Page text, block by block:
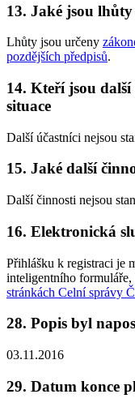
13. Jaké jsou
Lhůty jsou určeny
pozdějších předpisů.
14. Kteří jsou další
situace
Další účastníci nejsou
15. Jaké další
Další činnosti nejsou
16. Elektronická
Přihlášku k registraci je
inteligentního
stránkách Celní správy
28. Popis byl
03.11.2016
29. Datum konce